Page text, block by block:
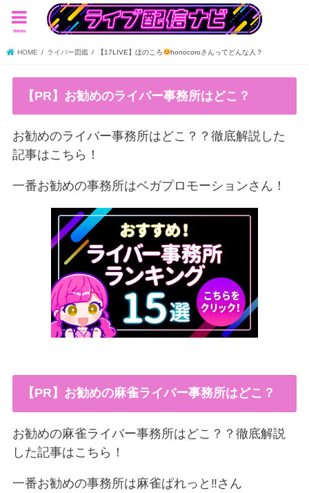
menu
HOME ライバー図鑑 【17LIVE】ほのころ honocoroさんってどんな人？
【PR】お勧めのライバー事務所はどこ？
お勧めのライバー事務所はどこ？？徹底解説した
記事はこちら！
一番お勧めの事務所はベガプロモーションさん！
【PR】お勧めの麻雀ライバー事務所はどこ？
お勧めの麻雀ライバー事務所はどこ？？徹底解説
した記事はこちら！
一番お勧めの事務所は麻雀ぱれっと‼︎さん